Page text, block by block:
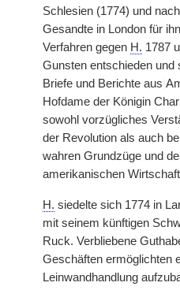
Schlesien (1774) und
Gesandte in London für
Verfahren gegen H. 1787
Gunsten entschieden und
Briefe und Berichte aus
Hofdame der Königin
sowohl vorzügliches
der Revolution als auch
wahren Grundzüge und
amerikanischen
H. siedelte sich 1774 in
mit seinem künftigen
Ruck. Verbliebene
Geschäften ermöglichten
Leinwandhandlung